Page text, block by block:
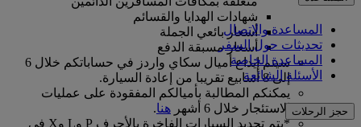
شهادات الهدايا والقسائم
أسعار بائعي الجملة
أسعار مسبقة الدفع
سيتم إيداع أميال سكاي واردز في حساباتكم خلال 6
إلى 8 أسابيع تقريبا من إعادة السيارة.
يمكنكم المطالبة بأميالكم المفقودة على عمليات
الاستئجار خلال 6 أشهر
هنا.
*يتم تحديد السيارات الفاخرة بالأحرف P وL وX في
المساعدة والاتصال
تحديثات حول السفر
المساعدة الخاصة
الأسئلة الشائعة
حجز الرحلات